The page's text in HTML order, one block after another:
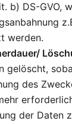
b) DS-GVO,
werden.
gelöscht,
des
der Daten